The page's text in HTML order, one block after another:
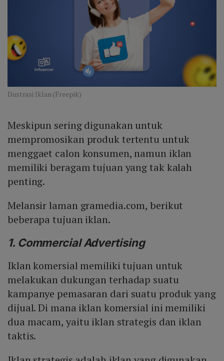
Ilustrasi Iklan (Freepik)
Meskipun sering digunakan untuk
mempromosikan produk tertentu untuk
menggaet calon konsumen, namun iklan
memiliki beragam tujuan yang tak kalah
penting.
Melansir laman gramedia.com, berikut
beberapa tujuan iklan.
1. Commercial Advertising
Iklan komersial memiliki tujuan untuk
melakukan dukungan terhadap suatu
kampanye pemasaran dari suatu produk yang
dijual. Di mana iklan komersial ini memiliki
dua macam, yaitu iklan strategis dan iklan
taktis.